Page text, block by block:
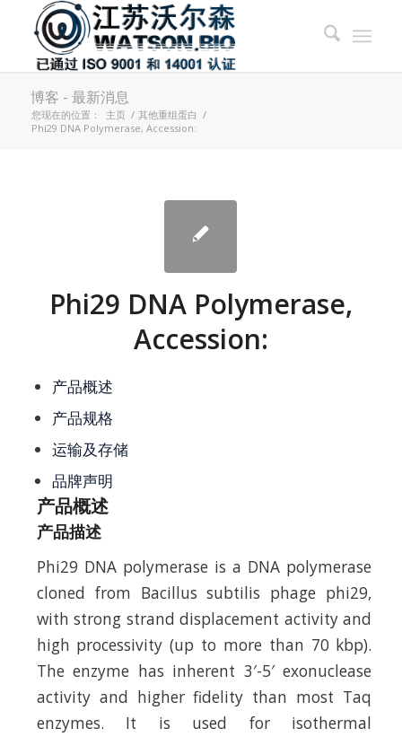
博客 - 最新消息
您现在的位置： 主页 / 其他重组蛋白 /
Phi29 DNA Polymerase, Accession:
Phi29 DNA Polymerase,
Accession:
产品概述
产品规格
运输及存储
品牌声明
产品概述
产品描述
Phi29 DNA polymerase is a DNA polymerase
cloned from Bacillus subtilis phage phi29,
with strong strand displacement activity and
high processivity (up to more than 70 kbp).
The enzyme has inherent 3′-5′ exonuclease
activity and higher fidelity than most Taq
enzymes. It is used for isothermal